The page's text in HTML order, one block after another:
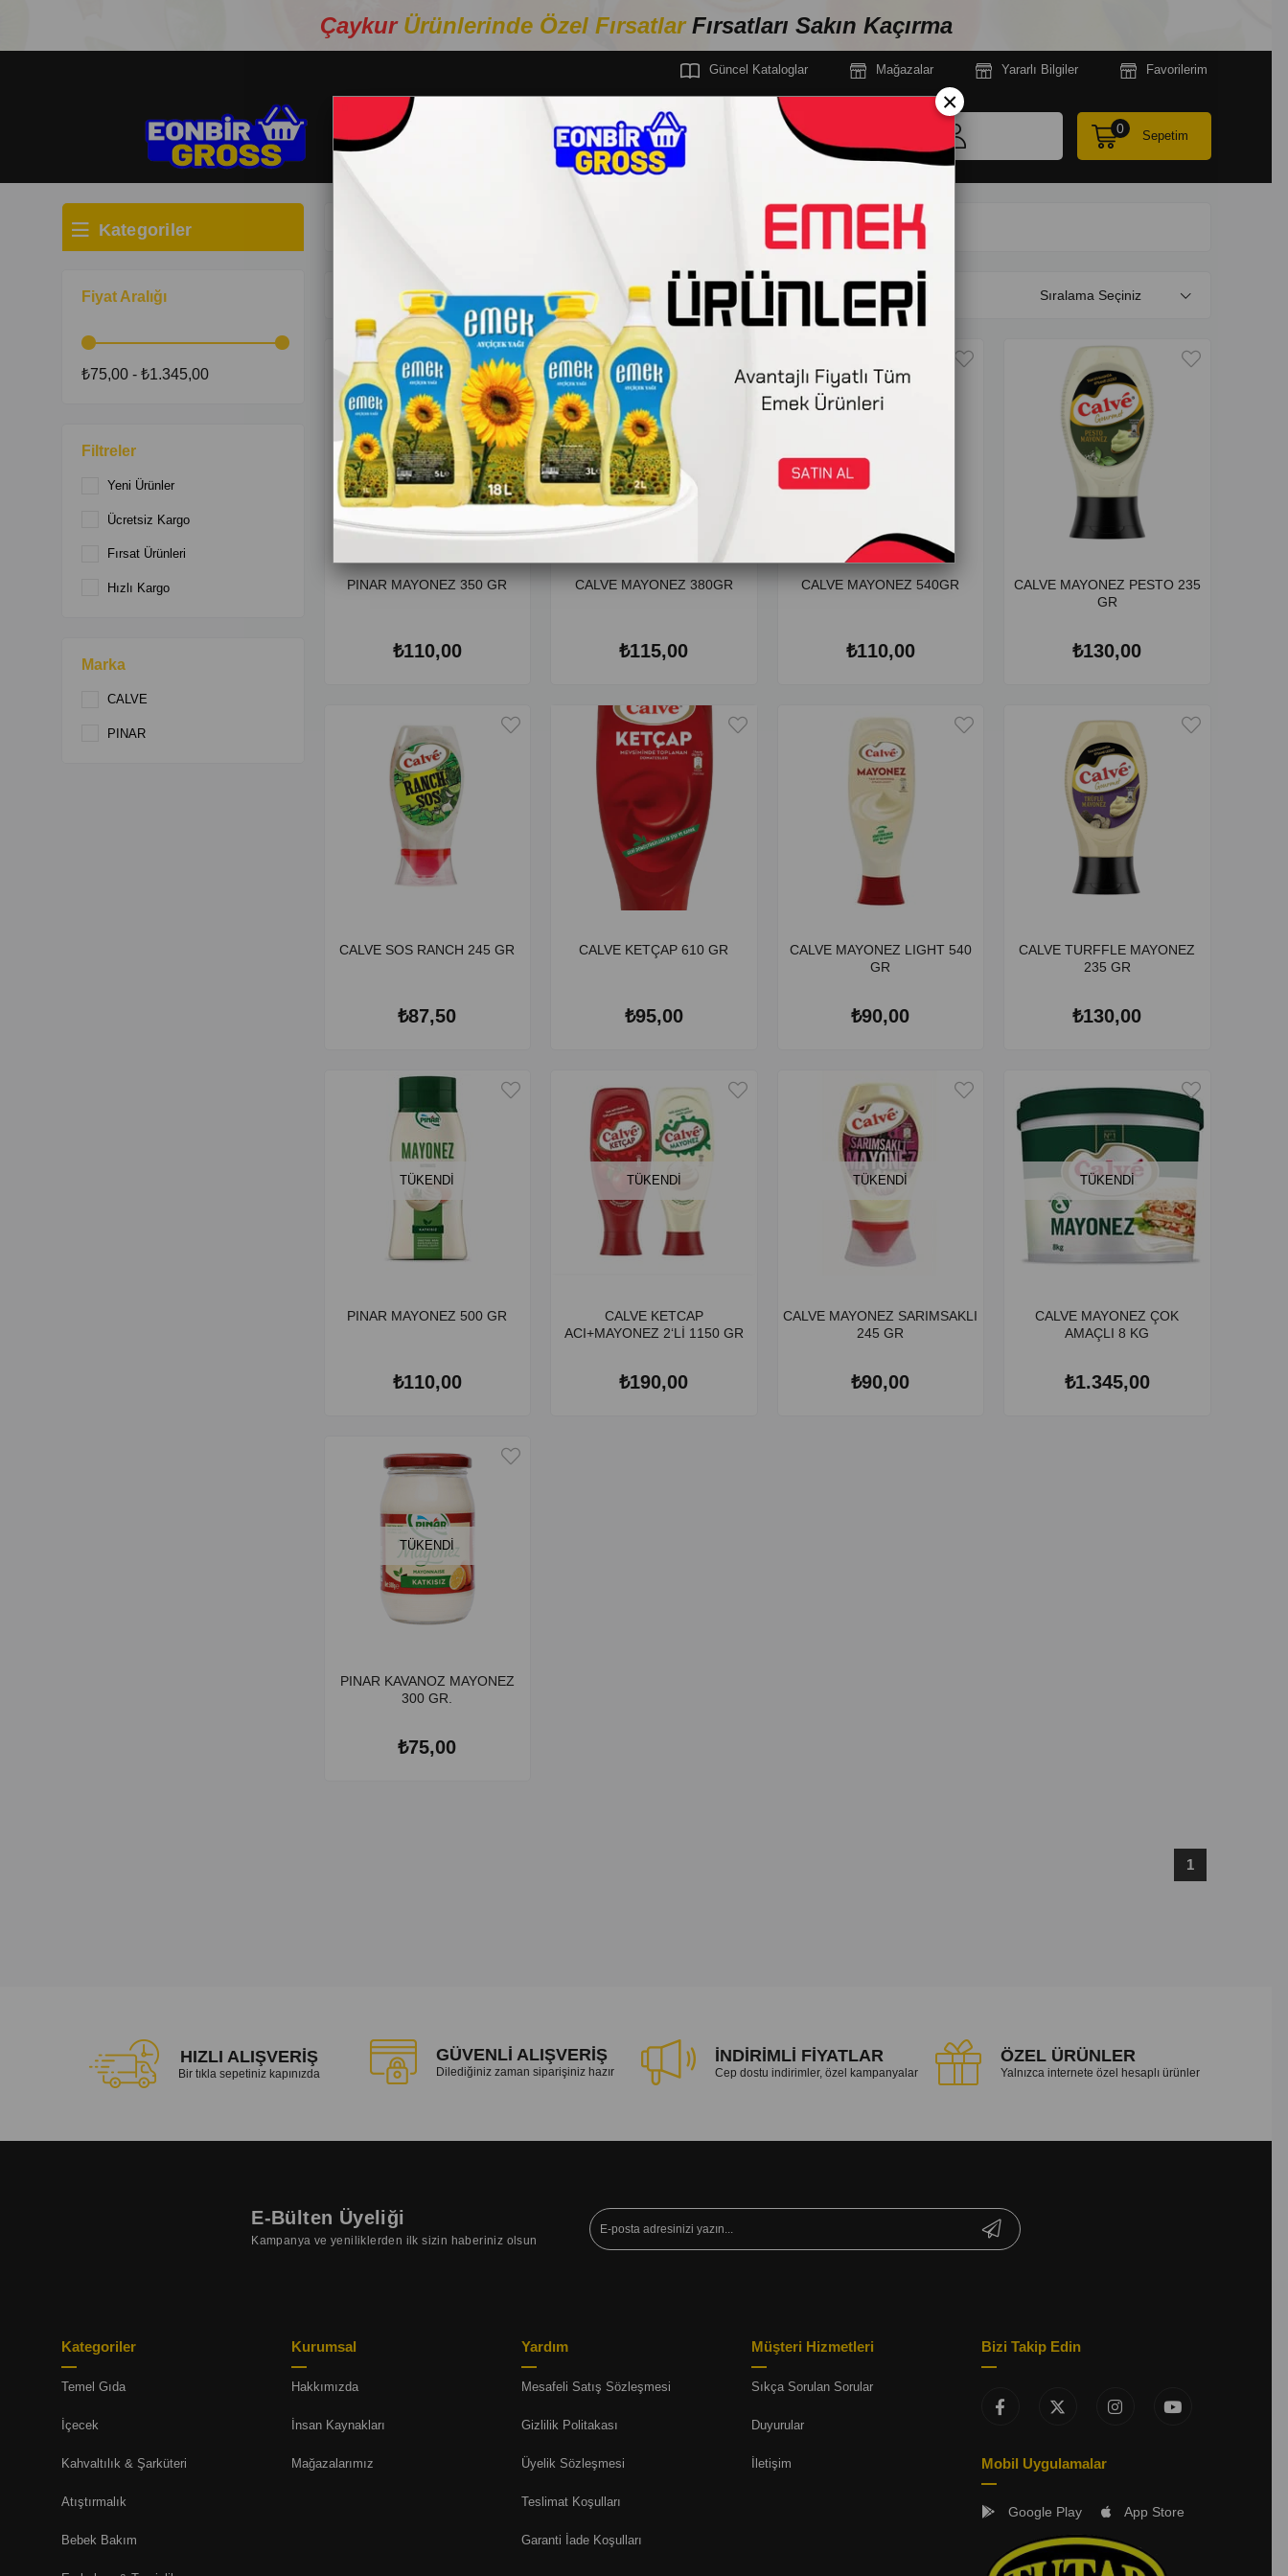
ÇaykurÜrünlerinde Özel Fırsatlar Fırsatları Sakın Kaçırma
Güncel Kataloglar Mağazalar Yararlı Bilgiler Favorilerim
Sepetim
0
Kategoriler
Fiyat Aralığı
₺75,00 - ₺1.345,00
Filtreler
Yeni Ürünler
Ücretsiz Kargo
Fırsat Ürünleri
Hızlı Kargo
Marka
CALVE
PINAR
Stoktakiler
PINAR MAYONEZ 350 GR
₺110,00
CALVE MAYONEZ 380GR
₺115,00
CALVE MAYONEZ 540GR
₺110,00
CALVE MAYONEZ PESTO 235
GR
₺130,00
CALVE SOS RANCH 245 GR
₺87,50
CALVE KETÇAP 610 GR
₺95,00
CALVE MAYONEZ LIGHT 540
GR
₺90,00
CALVE TURFFLE MAYONEZ
235 GR
₺130,00
TÜKENDI
PINAR MAYONEZ 500 GR
₺110,00
TÜKENDI
CALVE KETCAP
ACI+MAYONEZ 2‘Lİ 1150 GR
₺190,00
TÜKENDI
CALVE MAYONEZ SARIMSAKLI
245 GR
₺90,00
TÜKENDI
CALVE MAYONEZ ÇOK
AMAÇLI 8 KG
₺1.345,00
TÜKENDI
PINAR KAVANOZ MAYONEZ
300 GR.
₺75,00
1
HIZLI ALIŞVERİŞ
Bir tıkla sepetiniz kapınızda
GÜVENLİ ALIŞVERİŞ
Dilediğiniz zaman siparişiniz hazır
İNDİRİMLİ FİYATLAR
Cep dostu indirimler, özel kampanyalar
ÖZEL ÜRÜNLER
Yalnızca internete özel hesaplı ürünler
E-Bülten Üyeliği
Kampanya ve yeniliklerden ilk sizin haberiniz olsun
Kategoriler
Temel Gıda
İçecek
Kahvaltılık & Şarküteri
Atıştırmalık
Bebek Bakım
Kurumsal
Hakkımızda
İnsan Kaynakları
Mağazalarımız
Yardım
Mesafeli Satış Sözleşmesi
Gizlilik Politakası
Üyelik Sözleşmesi
Teslimat Koşulları
Garanti İade Koşulları
Müşteri Hizmetleri
Sıkça Sorulan Sorular
Duyurular
İletişim
Bizi Takip Edin
Mobil Uygulamalar
Google Play App Store
×